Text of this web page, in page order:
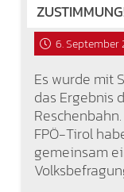
STIMMUNG!“
6. September
Es wurde mit
das Ergebnis
FPÖ-Tirol
gemeinsam